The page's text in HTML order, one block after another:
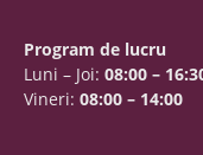
Program de lucru
Luni – Joi: 08:00 –
Vineri: 08:00 – 14:00